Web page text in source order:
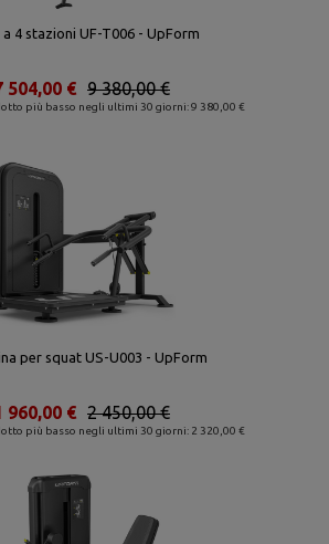
4 stazioni UF-T006 - UpForm
più basso negli ultimi 30 giorni: 9 380,00 €
9 380,00 €
504,00 €
per squat US-U003 - UpForm
più basso negli ultimi 30 giorni: 2 320,00 €
2 450,00 €
960,00 €